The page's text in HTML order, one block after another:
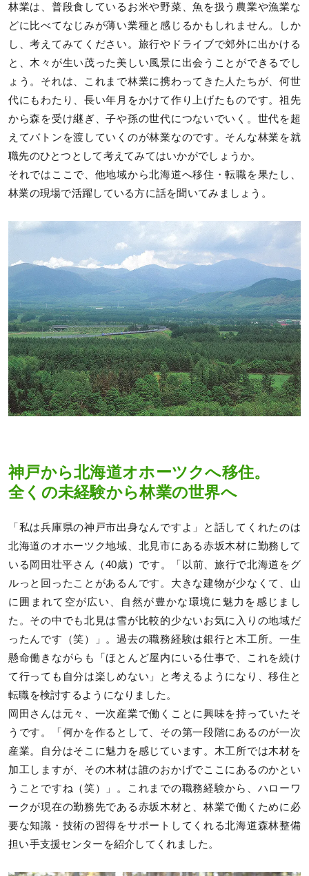
林業は、普段食しているお米や野菜、魚を扱う農業や漁業な
どに比べてなじみが薄い業種と感じるかもしれません。しか
し、考えてみてください。旅行やドライブで郊外に出かける
と、木々が生い茂った美しい風景に出会うことができるでし
ょう。それは、これまで林業に携わってきた人たちが、何世
代にもわたり、長い年月をかけて作り上げたものです。祖先
から森を受け継ぎ、子や孫の世代につないでいく。世代を超
えてバトンを渡していくのが林業なのです。そんな林業を就
職先のひとつとして考えてみてはいかがでしょうか。
それではここで、他地域から北海道へ移住・転職を果たし、
林業の現場で活躍している方に話を聞いてみましょう。
神戸から北海道オホーツクへ移住。
全くの未経験から林業の世界へ
「私は兵庫県の神戸市出身なんですよ」と話してくれたのは
北海道のオホーツク地域、北見市にある赤坂木材に勤務して
いる岡田壮平さん（40歳）です。「以前、旅行で北海道をグ
ルっと回ったことがあるんです。大きな建物が少なくて、山
に囲まれて空が広い、自然が豊かな環境に魅力を感じまし
た。その中でも北見は雪が比較的少ないお気に入りの地域だ
ったんです（笑）」。過去の職務経験は銀行と木工所。一生
懸命働きながらも「ほとんど屋内にいる仕事で、これを続け
て行っても自分は楽しめない」と考えるようになり、移住と
転職を検討するようになりました。
岡田さんは元々、一次産業で働くことに興味を持っていたそ
うです。「何かを作るとして、その第一段階にあるのが一次
産業。自分はそこに魅力を感じています。木工所では木材を
加工しますが、その木材は誰のおかげでここにあるのかとい
うことですね（笑）」。これまでの職務経験から、ハローワ
ークが現在の勤務先である赤坂木材と、林業で働くために必
要な知識・技術の習得をサポートしてくれる北海道森林整備
担い手支援センターを紹介してくれました。